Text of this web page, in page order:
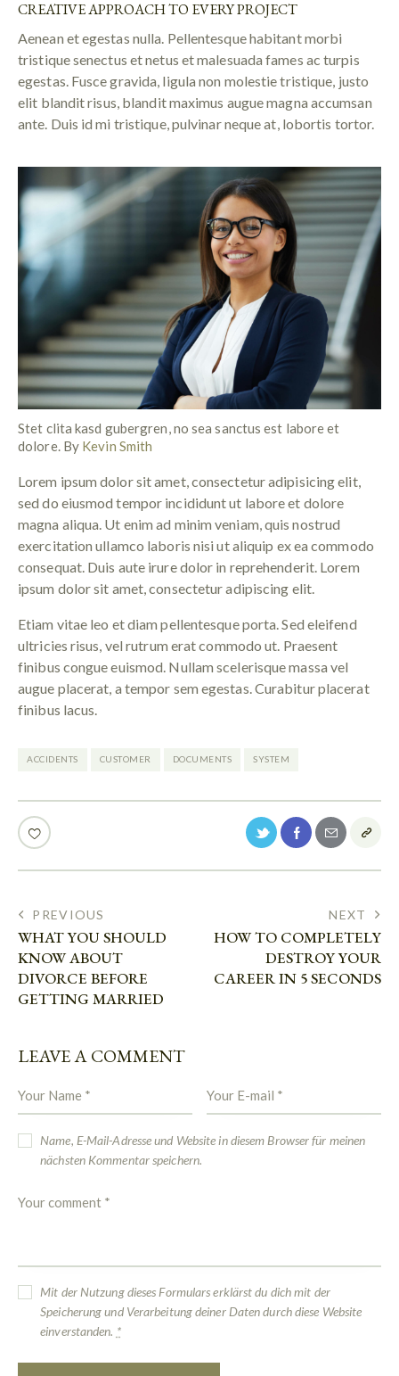
CREATIVE APPROACH TO EVERY PROJECT
Aenean et egestas nulla. Pellentesque habitant morbi
tristique senectus et netus et malesuada fames ac turpis
egestas. Fusce gravida, ligula non molestie tristique, justo
elit blandit risus, blandit maximus augue magna accumsan
ante. Duis id mi tristique, pulvinar neque at, lobortis tortor.
Stet clita kasd gubergren, no sea sanctus est labore et
dolore. By Kevin Smith
Lorem ipsum dolor sit amet, consectetur adipisicing elit,
sed do eiusmod tempor incididunt ut labore et dolore
magna aliqua. Ut enim ad minim veniam, quis nostrud
exercitation ullamco laboris nisi ut aliquip ex ea commodo
consequat. Duis aute irure dolor in reprehenderit. Lorem
ipsum dolor sit amet, consectetur adipiscing elit.
Etiam vitae leo et diam pellentesque porta. Sed eleifend
ultricies risus, vel rutrum erat commodo ut. Praesent
finibus congue euismod. Nullam scelerisque massa vel
augue placerat, a tempor sem egestas. Curabitur placerat
finibus lacus.
ACCIDENTS CUSTOMER DOCUMENTS SYSTEM
PREVIOUS
WHAT YOU SHOULD
KNOW ABOUT
DIVORCE BEFORE
GETTING MARRIED
NEXT
HOW TO COMPLETELY
DESTROY YOUR
CAREER IN 5 SECONDS
LEAVE A COMMENT
Name, E-Mail-Adresse und Website in diesem Browser für meinen
nächsten Kommentar speichern.
Mit der Nutzung dieses Formulars erklärst du dich mit der
Speicherung und Verarbeitung deiner Daten durch diese Website
einverstanden. *